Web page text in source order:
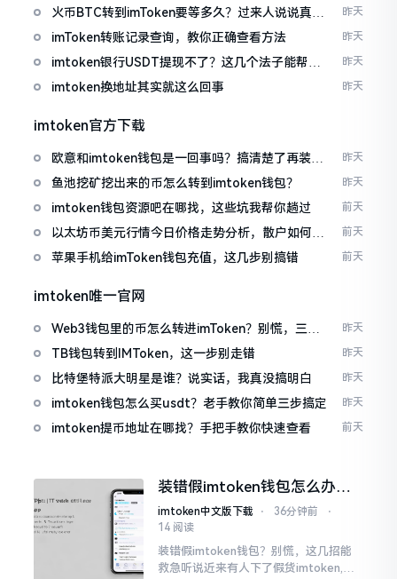
火币BTC转到imToken要等多久？过来人说说真实
情况
昨天
imToken转账记录查询，教你正确查看方法 昨天
imtoken银行USDT提现不了？这几个法子能帮你
搞定
昨天
imtoken换地址其实就这么回事 昨天
imtoken官方下载
欧意和imtoken钱包是一回事吗？搞清楚了再装钱
包
昨天
鱼池挖矿挖出来的币怎么转到imtoken钱包？ 昨天
imtoken钱包资源吧在哪找，这些坑我帮你趟过 前天
以太坊币美元行情今日价格走势分析，散户如何避
免追涨杀跌被套牢
前天
苹果手机给imToken钱包充值，这几步别搞错 前天
imtoken唯一官网
Web3钱包里的币怎么转进imToken？别慌，三步
搞定
昨天
TB钱包转到IMToken，这一步别走错 昨天
比特堡特派大明星是谁？说实话，我真没搞明白 昨天
imtoken钱包怎么买usdt？老手教你简单三步搞定 昨天
imtoken提币地址在哪找？手把手教你快速查看 前天
装错假imtoken钱包怎么办？
别慌，快卸载，这几招能救急
imtoken中文版下载 ⋅ 36分钟前
⋅
14 阅读
装错假imtoken钱包？别慌，这几招能
救急听说近来有人下了假货imtoken,心